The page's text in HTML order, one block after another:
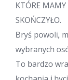
KTÓRE MAMY
SKOŃCZYŁO.
Bryś powoli,
wybranych
To bardzo